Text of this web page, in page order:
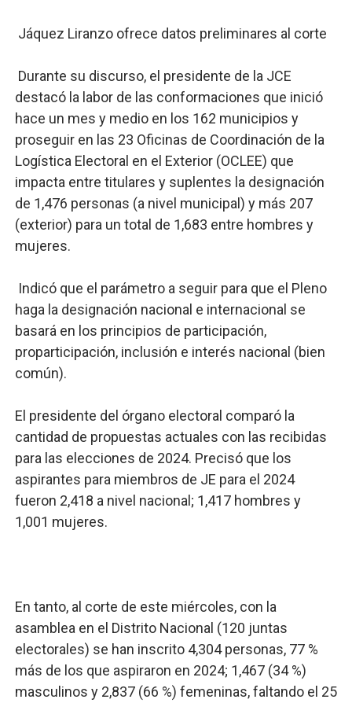
Jáquez Liranzo ofrece datos preliminares al corte
Durante su discurso, el presidente de la JCE
destacó la labor de las conformaciones que inició
hace un mes y medio en los 162 municipios y
proseguir en las 23 Oficinas de Coordinación de la
Logística Electoral en el Exterior (OCLEE) que
impacta entre titulares y suplentes la designación
de 1,476 personas (a nivel municipal) y más 207
(exterior) para un total de 1,683 entre hombres y
mujeres.
Indicó que el parámetro a seguir para que el Pleno
haga la designación nacional e internacional se
basará en los principios de participación,
proparticipación, inclusión e interés nacional (bien
común).
El presidente del órgano electoral comparó la
cantidad de propuestas actuales con las recibidas
para las elecciones de 2024. Precisó que los
aspirantes para miembros de JE para el 2024
fueron 2,418 a nivel nacional; 1,417 hombres y
1,001 mujeres.
En tanto, al corte de este miércoles, con la
asamblea en el Distrito Nacional (120 juntas
electorales) se han inscrito 4,304 personas, 77 %
más de los que aspiraron en 2024; 1,467 (34 %)
masculinos y 2,837 (66 %) femeninas, faltando el 25